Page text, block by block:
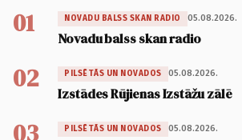
01 NOVADU BALSS SKAN RADIO 05.08.2026.
Novadu balss skan radio
02 PILSĒTĀS UN NOVADOS 05.08.2026.
Izstādes Rūjienas Izstāžu zālē
03 PILSĒTĀS UN NOVADOS 05.08.2026.